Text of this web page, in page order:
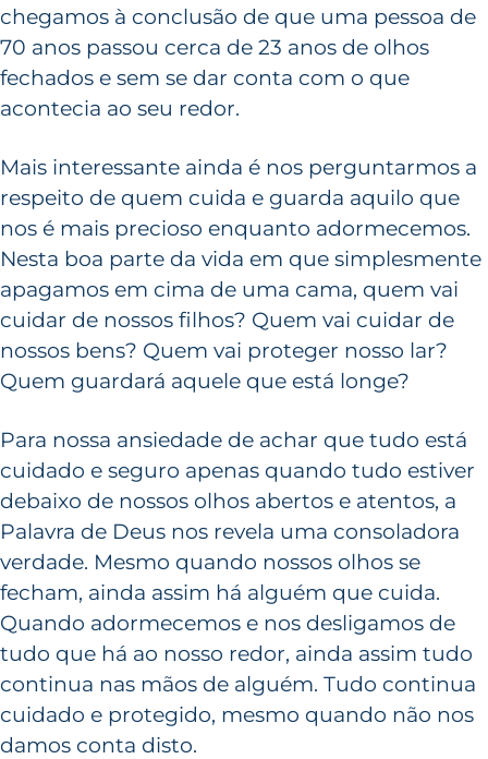
chegamos à conclusão de que uma pessoa de
70 anos passou cerca de 23 anos de olhos
fechados e sem se dar conta com o que
acontecia ao seu redor.
Mais interessante ainda é nos perguntarmos a
respeito de quem cuida e guarda aquilo que
nos é mais precioso enquanto adormecemos.
Nesta boa parte da vida em que simplesmente
apagamos em cima de uma cama, quem vai
cuidar de nossos filhos? Quem vai cuidar de
nossos bens? Quem vai proteger nosso lar?
Quem guardará aquele que está longe?
Para nossa ansiedade de achar que tudo está
cuidado e seguro apenas quando tudo estiver
debaixo de nossos olhos abertos e atentos, a
Palavra de Deus nos revela uma consoladora
verdade. Mesmo quando nossos olhos se
fecham, ainda assim há alguém que cuida.
Quando adormecemos e nos desligamos de
tudo que há ao nosso redor, ainda assim tudo
continua nas mãos de alguém. Tudo continua
cuidado e protegido, mesmo quando não nos
damos conta disto.